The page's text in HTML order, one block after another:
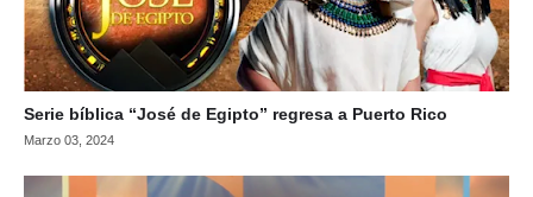
Serie bíblica “José de Egipto” regresa a Puerto Rico
Marzo 03, 2024